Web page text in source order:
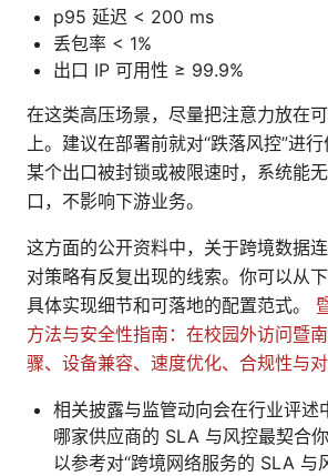
p95 延迟 < 200 ms
丢包率 < 1%
出口 IP 可用性 ≥ 99.9%
在这类高压场景，尽量把注意力放在
上。建议在部署前就对“跌落风控”进
某个出口被封锁或被限速时，系统能
口，不影响下游业务。
这方面的公开资料中，关于跨境数据
对策略有反复出现的线索。你可以从
具体实现细节和可落地的配置范式。
方法与安全性指南：在校园外访问暨
骤、设备兼容、速度优化、合规性与
相关披露与监管动向会在行业评述
哪家供应商的 SLA 与风控最契合
以参考对“跨境网络服务的 SLA 与